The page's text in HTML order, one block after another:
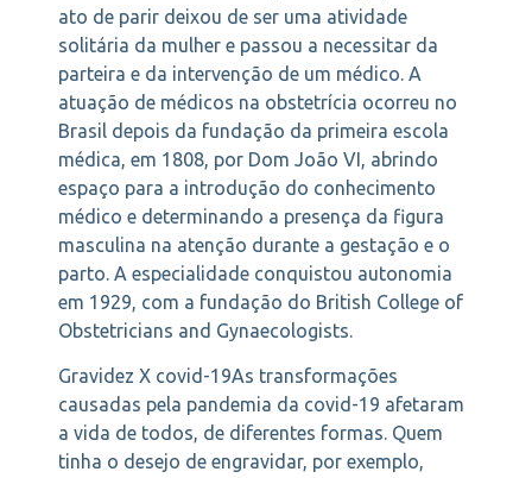
ato de parir deixou de ser uma atividade
solitária da mulher e passou a necessitar da
parteira e da intervenção de um médico. A
atuação de médicos na obstetrícia ocorreu no
Brasil depois da fundação da primeira escola
médica, em 1808, por Dom João VI, abrindo
espaço para a introdução do conhecimento
médico e determinando a presença da figura
masculina na atenção durante a gestação e o
parto. A especialidade conquistou autonomia
em 1929, com a fundação do British College of
Obstetricians and Gynaecologists.
Gravidez X covid-19As transformações
causadas pela pandemia da covid-19 afetaram
a vida de todos, de diferentes formas. Quem
tinha o desejo de engravidar, por exemplo,